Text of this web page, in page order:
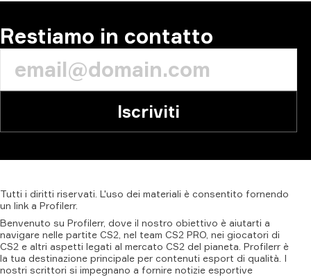
Restiamo in contatto
Iscriviti
Tutti i diritti riservati. L'uso dei materiali è consentito fornendo
un link a Profilerr.
Benvenuto su Profilerr, dove il nostro obiettivo è aiutarti a
navigare nelle partite CS2, nel team CS2 PRO, nei giocatori di
CS2 e altri aspetti legati al mercato CS2 del pianeta. Profilerr è
la tua destinazione principale per contenuti esport di qualità. I
nostri scrittori si impegnano a fornire notizie esportive